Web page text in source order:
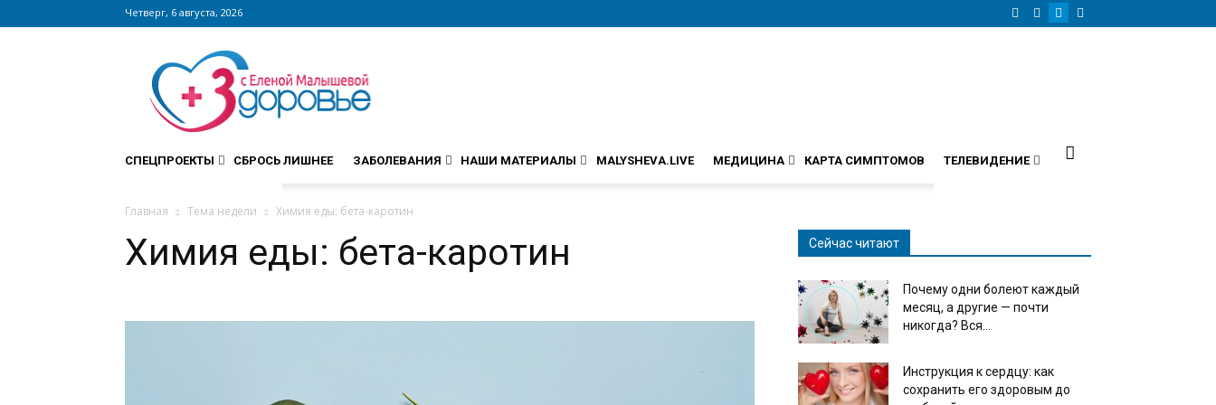
Четверг, 6 августа, 2026
Сайт
zdorovieinfo.ru
крупнейший
медицинский
интернет-
СПЕЦПРОЕКТЫ СБРОСЬ ЛИШНЕЕ ЗАБОЛЕВАНИЯ НАШИ МАТЕРИАЛЫ MALYSHEVA.LIVE МЕДИЦИНА КАРТА СИМПТОМОВ ТЕЛЕВИДЕНИЕ
Главная Тема недели Химия еды: бета-каротин
Химия еды: бета-каротин Сейчас читают
Почему одни болеют каждый
месяц, а другие — почти
никогда? Вся...
Инструкция к сердцу: как
сохранить его здоровым до